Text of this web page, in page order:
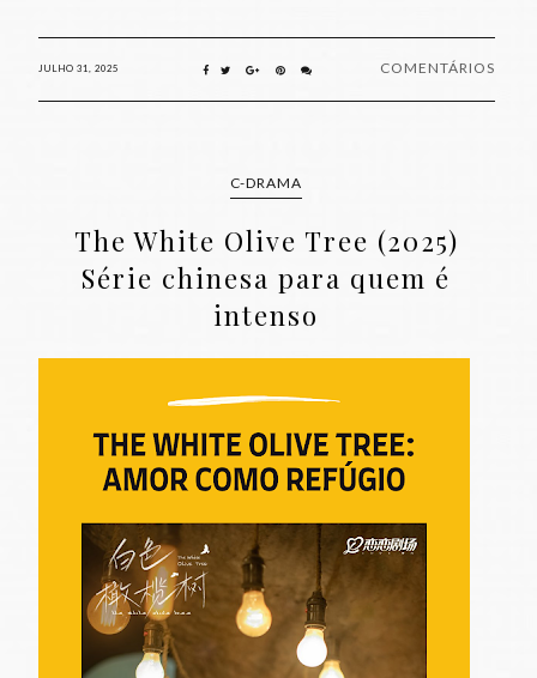
JULHO 31, 2025 COMENTÁRIOS
C-DRAMA
The White Olive Tree (2025)
Série chinesa para quem é
intenso